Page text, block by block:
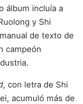
álbum incluía a
y Shi
de texto de
campeón
, con letra de Shi
acumuló más de